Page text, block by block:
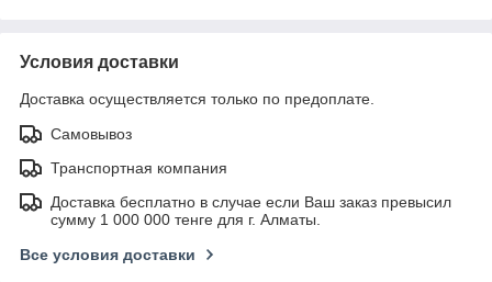
Условия доставки
Доставка осуществляется только по предоплате.
Самовывоз
Транспортная компания
Доставка бесплатно в случае если Ваш заказ превысил
сумму 1 000 000 тенге для г. Алматы.
Все условия доставки